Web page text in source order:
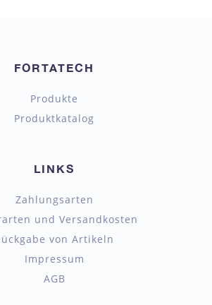
FORTATECH
Produkte
Produktkatalog
LINKS
Zahlungsarten
und Versandkosten
von Artikeln
Impressum
AGB